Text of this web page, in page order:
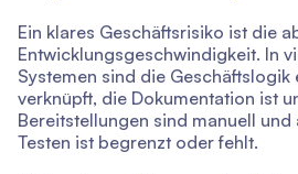
Ein klares Geschäftsrisiko ist die
Entwicklungsgeschwindigkeit. In
Systemen sind die
verknüpft, die Dokumentation ist
Bereitstellungen sind manuell
Testen ist begrenzt oder fehlt.